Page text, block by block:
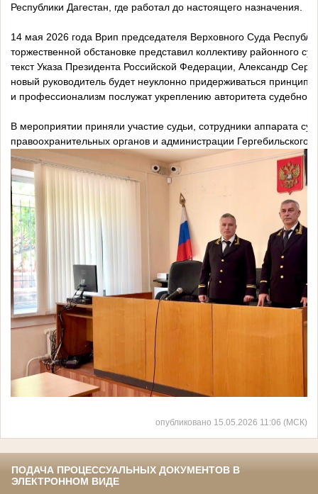
Республики Дагестан, где работал до настоящего назначения.
14 мая 2026 года Врип председателя Верховного Суда
торжественной обстановке представил коллективу районного
текст Указа Президента Российской Федерации, Александр
новый руководитель будет неуклонно придерживаться
и профессионализм послужат укреплению авторитета судебной
В мероприятии приняли участие судьи, сотрудники аппарата
правоохранительных органов и администрации Гергебильского
опубликовано 15.05.2026 11:06 (МСК)
ПОДАЧА ПРОЦЕССУАЛЬНЫХ ДОКУМЕНТОВ В
ЭЛЕКТРОННОМ ВИДЕ